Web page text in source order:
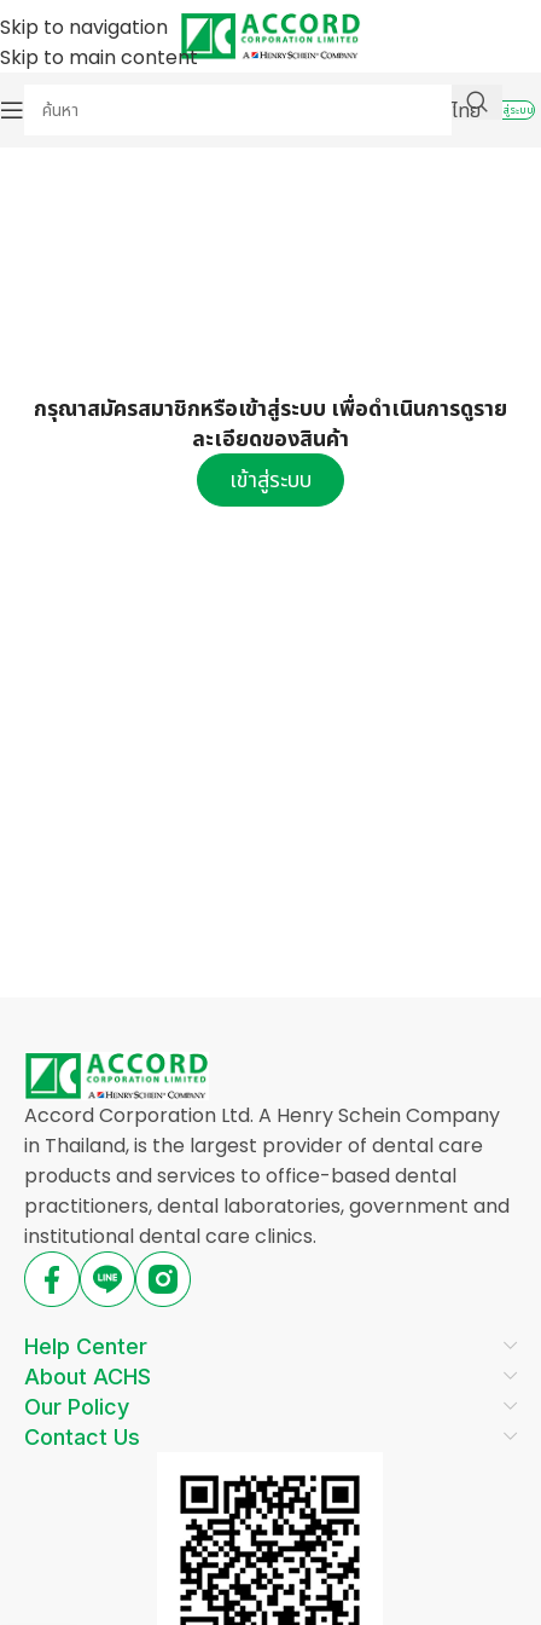
Skip to navigation
Skip to main content
ไทย
เข้าสู่ระบบ
กรุณาสมัครสมาชิกหรือเข้าสู่ระบบ เพื่อดำเนินการดูราย
ละเอียดของสินค้า
เข้าสู่ระบบ
Accord Corporation Ltd. A Henry Schein Company
in Thailand, is the largest provider of dental care
products and services to office-based dental
practitioners, dental laboratories, government and
institutional dental care clinics.
Help Center
About ACHS
Our Policy
Contact Us